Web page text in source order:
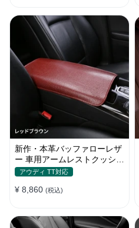
新作・本革バッファローレザ
ー 車用アームレストクッショ
ン セダン・SUV対応 高級牛
アウディ TT対応
¥ 8,860 (税込)